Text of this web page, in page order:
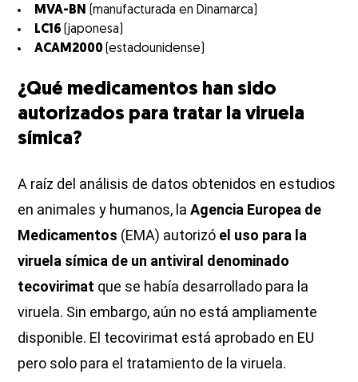
MVA-BN
(manufacturada en Dinamarca)
LC16 (japonesa)
ACAM2000 (estadounidense)
¿Qué medicamentos han sido
autorizados para tratar la viruela
símica?
A raíz del análisis de datos obtenidos en estudios
en animales y humanos, laAgencia Europea de
Medicamentos (EMA) autorizó el uso para la
viruela símica de un antiviral denominado
tecovirimat que se había desarrollado para la
viruela. Sin embargo, aún no está ampliamente
disponible. El tecovirimat está aprobado en EU
pero solo para el tratamiento de la viruela.